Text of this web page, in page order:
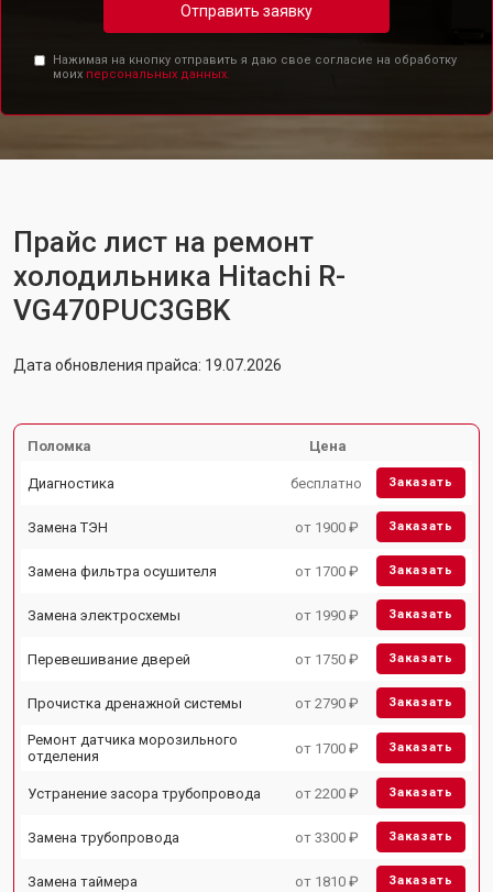
Отправить заявку
Нажимая на кнопку отправить я даю свое согласие на обработку
моих персональных данных.
Прайс лист на ремонт
холодильника Hitachi R-
VG470PUC3GBK
Дата обновления прайса: 19.07.2026
Поломка Цена
Диагностика бесплатно Заказать
Замена ТЭН от 1900 ₽ Заказать
Замена фильтра осушителя от 1700 ₽ Заказать
Замена электросхемы от 1990 ₽ Заказать
Перевешивание дверей от 1750 ₽ Заказать
Прочистка дренажной системы от 2790 ₽ Заказать
Ремонт датчика морозильного
отделения
от 1700 ₽ Заказать
Устранение засора трубопровода от 2200 ₽ Заказать
Замена трубопровода от 3300 ₽ Заказать
Замена таймера от 1810 ₽ Заказать